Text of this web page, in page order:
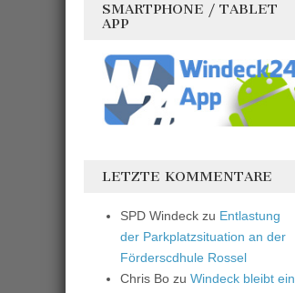
SMARTPHONE / TABLET
APP
LETZTE KOMMENTARE
SPD Windeck zu Entlastung
der Parkplatzsituation an der
Förderscdhule Rossel
Chris Bo zu Windeck bleibt ein